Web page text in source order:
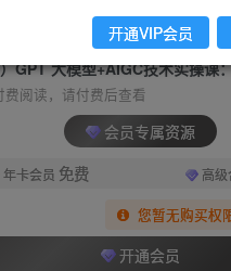
费阅读，请付费后查看
会员专属资源
年卡会员 免费 高
您暂无购买权
开通会员
开通VIP会员